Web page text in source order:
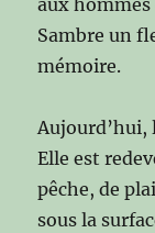
Sambre un
mémoire.
Aujourd’hui,
Elle est
pêche, de
sous la